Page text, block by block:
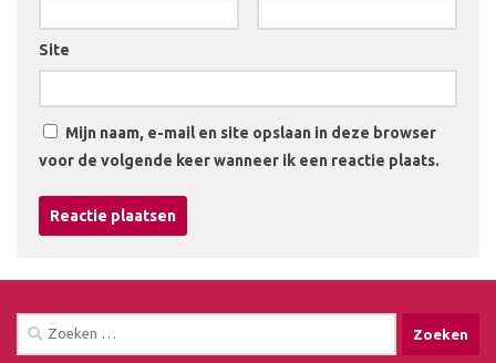
Site
Mijn naam, e-mail en site opslaan in deze browser
voor de volgende keer wanneer ik een reactie plaats.
Zoeken
naar: